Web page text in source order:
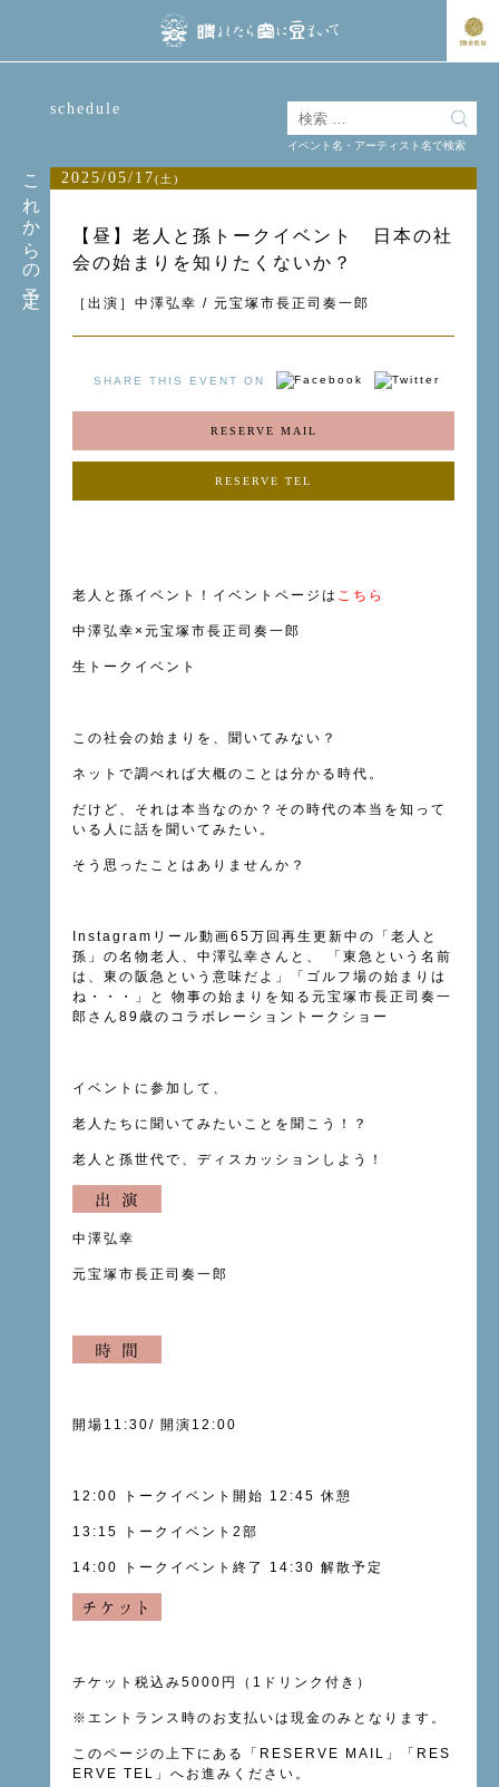
これからの予定
schedule
2025/05/17(土)
【昼】老人と孫トークイベント 日本の社
会の始まりを知りたくないか？
［出演］中澤弘幸 / 元宝塚市長正司奏一郎
SHARE THIS EVENT ON
RESERVE MAIL
RESERVE TEL
老人と孫イベント！イベントページは こちら
中澤弘幸×元宝塚市長正司奏一郎
生トークイベント
この社会の始まりを、聞いてみない？
ネットで調べれば大概のことは分かる時代。
だけど、それは本当なのか？その時代の本当を知って
いる人に話を聞いてみたい。
そう思ったことはありませんか？
Instagramリール動画65万回再生 更新中の「老人と
孫」の名物老人、中澤弘幸さんと、 「東急という名前
は、東の阪急という意味だよ」「ゴルフ場の始まりは
ね・・・」と 物事の始まりを知る元宝塚市長正司奏一
郎さん89歳のコラボレーショントークショー
イベントに参加して、
老人たちに聞いてみたいことを聞こう！？
老人と孫世代で、ディスカッションしよう！
中澤弘幸
元宝塚市長正司奏一郎
開場11:30/ 開演12:00
12:00 トークイベント開始 12:45 休憩
13:15 トークイベント2部
14:00 トークイベント終了 14:30 解散予定
チケット税込み5000円（1ドリンク付き）
※ エントランス時のお支払いは現金のみとなります。
このページの上下にある「 RESERVE MAIL 」「RES
ERVE TEL」へお進みください。
イベント名・アーティスト名で検索